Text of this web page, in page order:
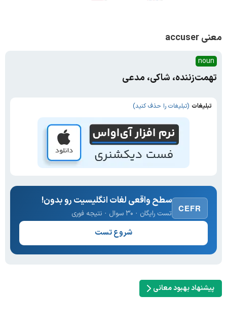
معنی accuser
noun
تهمت‌زننده، شاکی، مدعی
تبلیغات (تبلیغات را حذف کنید)
CEFR
سطح واقعی لغات انگلیسیت رو بدون!
تست رایگان · ۳۰ سوال · نتیجه فوری
شروع تست
پیشنهاد بهبود معانی